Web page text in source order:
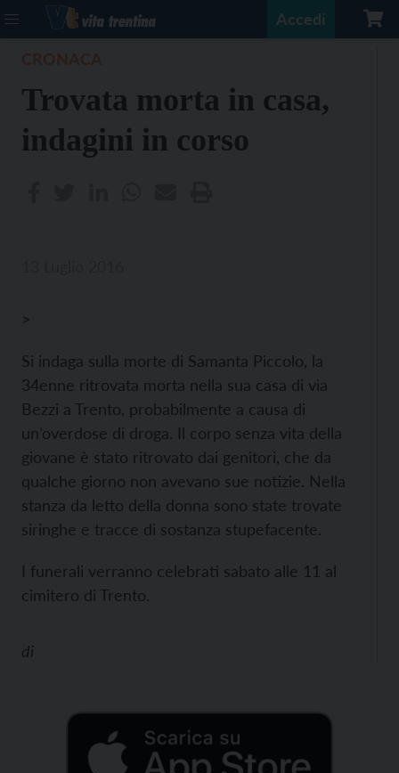
Accedi
Trovata morta in casa,
indagini in corso
>
Si indaga sulla morte di Samanta Piccolo, la
34enne ritrovata morta nella sua casa di via
Bezzi a Trento, probabilmente a causa di
un’overdose di droga. Il corpo senza vita della
giovane è stato ritrovato dai genitori, che da
qualche giorno non avevano sue notizie. Nella
stanza da letto della donna sono state trovate
siringhe e tracce di sostanza stupefacente.
I funerali verranno celebrati sabato alle 11 al
cimitero di Trento.
di